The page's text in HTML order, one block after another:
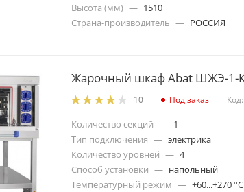
Высота (мм) — 1510
Страна-производитель — РОССИЯ
Жарочный шкаф Abat ШЖЭ-1-
10 Под заказ
Количество секций — 1
Тип подключения — электрика
Количество уровней — 4
Способ установки — напольный
Температурный режим — +60...+270 °C